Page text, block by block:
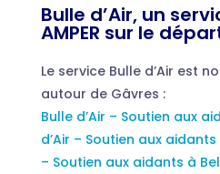
Bulle d’Air, un
AMPER sur le
Le service Bulle d’Air est
autour de Gâvres :
Bulle d’Air – Soutien aux
d’Air – Soutien aux
– Soutien aux aidants à